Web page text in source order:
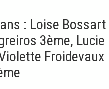
: Loise Bossart
3ème, Lucie
Froidevaux